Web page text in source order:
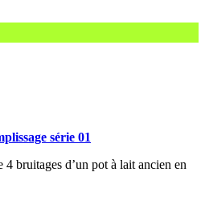
série 01
bruitages d’un pot à lait ancien en